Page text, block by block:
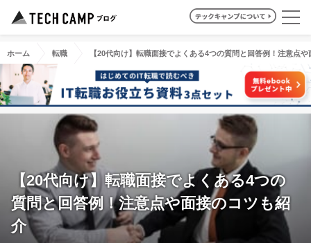
ホーム 転職 【20代向け】転職面接でよくある4つの質問と回答例！注意点
【20代向け】転職面接でよくある4つの
質問と回答例！注意点や面接のコツも紹
介